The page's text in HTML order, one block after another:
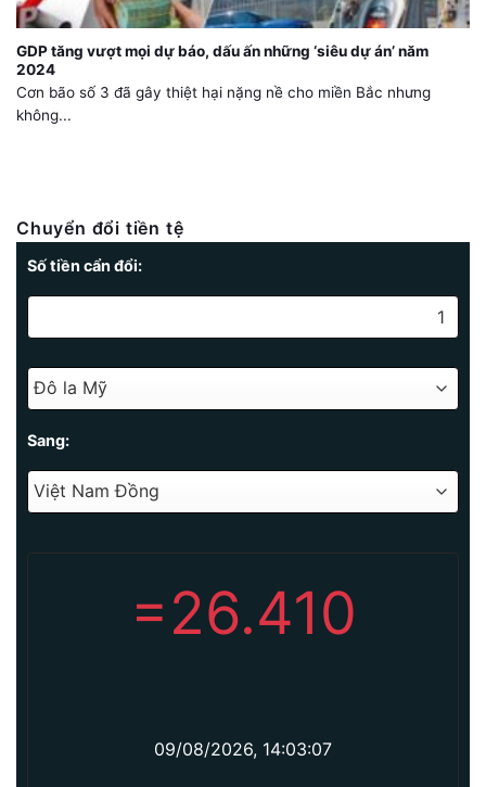
GDP tăng vượt mọi dự báo, dấu ấn những ‘siêu dự án’ năm
2024
Cơn bão số 3 đã gây thiệt hại nặng nề cho miền Bắc nhưng
không...
Chuyển đổi tiền tệ
Số tiền cẩn đổi:
Sang:
=26.410
09/08/2026, 14:03:07